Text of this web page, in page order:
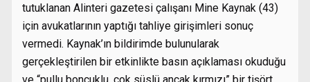
tutuklanan Alinteri gazetesi çalışanı Mine Kaynak (43)
için avukatlarının yaptığı tahliye girişimleri sonuç
vermedi. Kaynak’ın bildirimde bulunularak
gerçekleştirilen bir etkinlikte basın açıklaması okuduğu